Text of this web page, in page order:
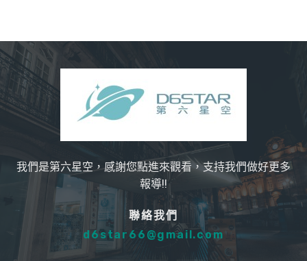
我們是第六星空，感謝您點進來觀看，支持我們做好更多
報導!!
聯絡我們
d6star66@gmail.com